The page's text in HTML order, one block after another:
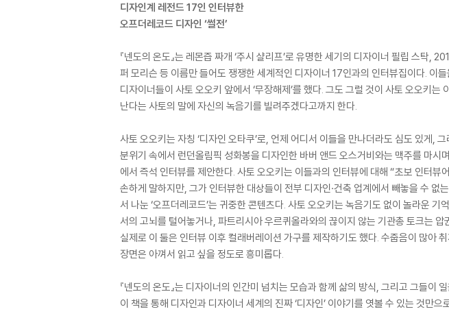
디자인계 레전드 17인 인터뷰한
오프더레코드 디자인 ‘썰전’
『넨도의 온도』는 레몬즙 짜개 ‘주시 샬리프’로 유명한 세기의 디자이너 필립 스탁,
퍼 모리슨 등 이름만 들어도 쟁쟁한 세계적인 디자이너 17인과의 인터뷰집이다.
디자이너들이 사토 오오키 앞에서 ‘무장해제’를 했다. 그도 그럴 것이 사토 오오키
난다는 사토의 말에 자신의 녹음기를 빌려주겠다고까지 한다.
사토 오오키는 자칭 ‘디자인 오타쿠’로, 언제 어디서 이들을 만나더라도 심도 있게,
분위기 속에서 런던올림픽 성화봉을 디자인한 바버 앤드 오스거비와는 맥주를 마시
에서 즉석 인터뷰를 제안한다. 사토 오오키는 이들과의 인터뷰에 대해 “초보 인터뷰
손하게 말하지만, 그가 인터뷰한 대상들이 전부 디자인·건축 업계에서 빼놓을 수
서 나눈 ‘오프더레코드’는 귀중한 콘텐츠다. 사토 오오키는 녹음기도 없이 놀라운
서의 고뇌를 털어놓거나, 파트리시아 우르퀴올라와의 끊이지 않는 기관총 토크는
실제로 이 둘은 인터뷰 이후 컬래버레이션 가구를 제작하기도 했다. 수줍음이 많아
장면은 아껴서 읽고 싶을 정도로 흥미롭다.
『넨도의 온도』는 디자이너의 인간미 넘치는 모습과 함께 삶의 방식, 그리고 그들
이 책을 통해 디자인과 디자이너 세계의 진짜 ‘디자인’ 이야기를 엿볼 수 있는 것만